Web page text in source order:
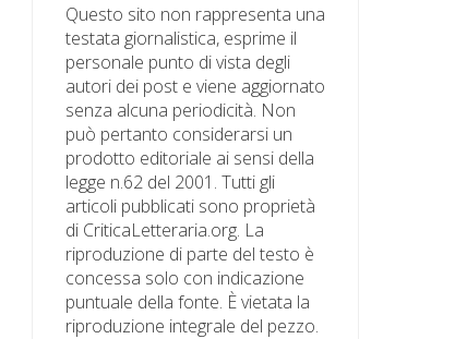
Questo sito non rappresenta una
testata giornalistica, esprime il
personale punto di vista degli
autori dei post e viene aggiornato
senza alcuna periodicità. Non
può pertanto considerarsi un
prodotto editoriale ai sensi della
legge n.62 del 2001. Tutti gli
articoli pubblicati sono proprietà
di CriticaLetteraria.org. La
riproduzione di parte del testo è
concessa solo con indicazione
puntuale della fonte. È vietata la
riproduzione integrale del pezzo.